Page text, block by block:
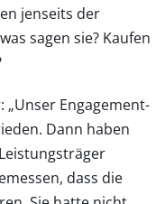
jenseits der
sagen sie? Kaufen
Engagement-
Dann haben
dass die